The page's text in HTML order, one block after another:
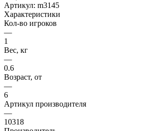
Артикул: m3145
Характеристики
Кол-во игроков
—
1
Вес, кг
—
0.6
Возраст, от
—
6
Артикул производителя
—
10318